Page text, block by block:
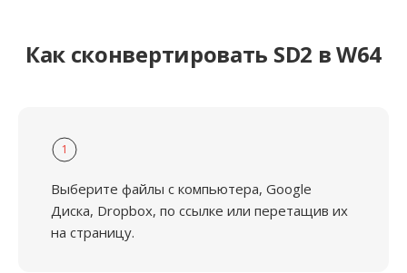
Как сконвертировать SD2 в W64
1
Выберите файлы с компьютера, Google
Диска, Dropbox, по ссылке или перетащив их
на страницу.